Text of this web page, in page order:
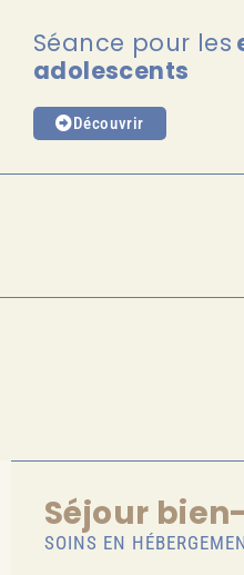
Séance pour les
adolescents
Découvrir
Séjour
SOINS EN